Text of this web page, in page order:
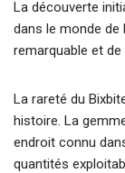
La découverte
dans le monde de
remarquable et
La rareté du
histoire. La
endroit connu
quantités